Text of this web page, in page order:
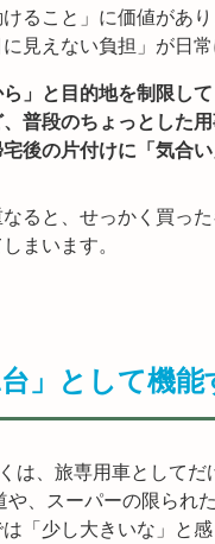
ること」に価値があ
見えない負担」が日常
ら」と目的地を制限し
普段のちょっとした
後の片付けに「気合
ると、せっかく買っ
まいます。
」として機
は、旅専用車として
や、スーパーの限られ
「少し大きいな」と